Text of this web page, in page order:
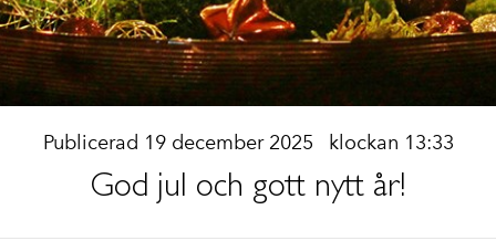
Publicerad 19 december 2025 klockan 13:33
God jul och gott nytt år!